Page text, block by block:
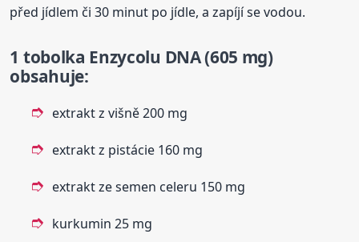
před jídlem či 30 minut po jídle, a zapíjí se vodou.
1 tobolka Enzycolu DNA (605 mg)
obsahuje:
extrakt z višně 200 mg
extrakt z pistácie 160 mg
extrakt ze semen celeru 150 mg
kurkumin 25 mg